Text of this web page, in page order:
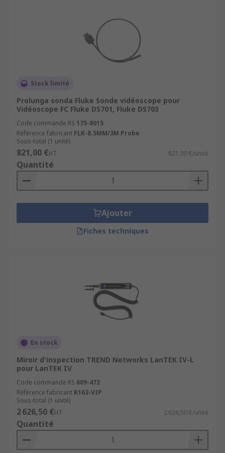
Stock limité
Prolunga sonda Fluke Sonde vidéoscope pour
Vidéoscope FC Fluke DS701, Fluke DS703
Code commande RS 175-8015
Référence fabricant FLK-8.5MM/3M Probe
Sous-total (1 unité)
821,00 €HT 821,00 €/unité
Quantité
Ajouter
Fiches techniques
En stock
Miroir d'inspection TREND Networks LanTEK IV-L
pour LanTEK IV
Code commande RS 609-472
Référence fabricant R163-VIP
Sous-total (1 unité)
2 626,50 €HT 2 626,50 €/unité
Quantité